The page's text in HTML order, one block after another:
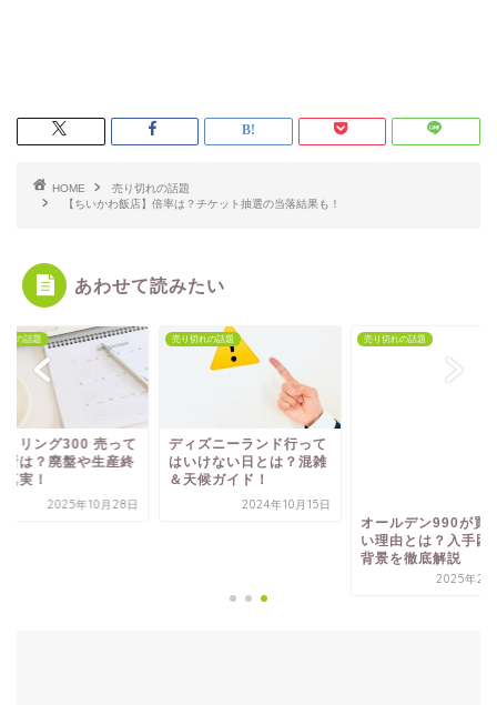
HOME
売り切れの話題
【ちいかわ飯店】倍率は？チケット抽選の当落結果も！
あわせて読みたい
れの話題
トリング300 売って
所は？廃盤や生産終
実！
2025年10月28日
売り切れの話題
ディズニーランド行って
はいけない日とは？混雑
＆天候ガイド！
2024年10月15日
売り切れの話題